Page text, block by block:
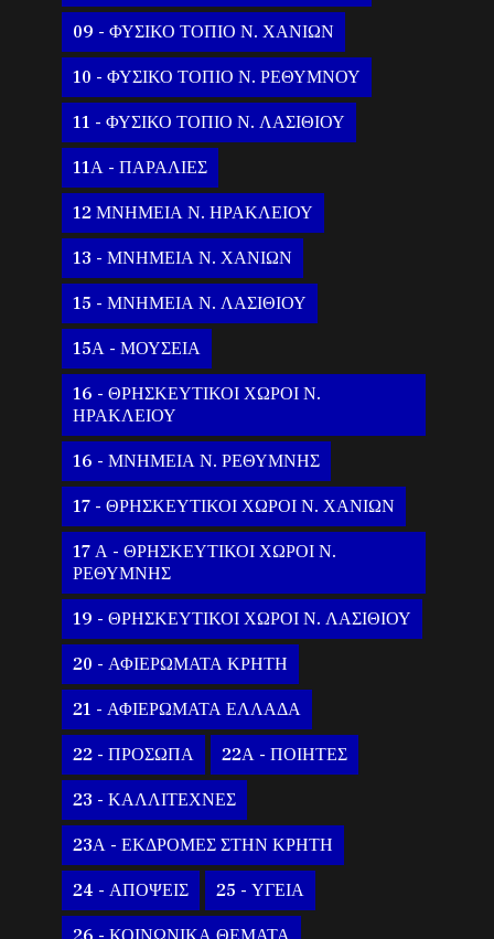
09 - ΦΥΣΙΚΟ ΤΟΠΙΟ Ν. ΧΑΝΙΩΝ
10 - ΦΥΣΙΚΟ ΤΟΠΙΟ Ν. ΡΕΘΥΜΝΟΥ
11 - ΦΥΣΙΚΟ ΤΟΠΙΟ Ν. ΛΑΣΙΘΙΟΥ
11Α - ΠΑΡΑΛΙΕΣ
12 ΜΝΗΜΕΙΑ Ν. ΗΡΑΚΛΕΙΟΥ
13 - ΜΝΗΜΕΙΑ Ν. ΧΑΝΙΩΝ
15 - ΜΝΗΜΕΙΑ Ν. ΛΑΣΙΘΙΟΥ
15Α - ΜΟΥΣΕΙΑ
16 - ΘΡΗΣΚΕΥΤΙΚΟΙ ΧΩΡΟΙ Ν.
ΗΡΑΚΛΕΙΟΥ
16 - ΜΝΗΜΕΙΑ Ν. ΡΕΘΥΜΝΗΣ
17 - ΘΡΗΣΚΕΥΤΙΚΟΙ ΧΩΡΟΙ Ν. ΧΑΝΙΩΝ
17 Α - ΘΡΗΣΚΕΥΤΙΚΟΙ ΧΩΡΟΙ Ν.
ΡΕΘΥΜΝΗΣ
19 - ΘΡΗΣΚΕΥΤΙΚΟΙ ΧΩΡΟΙ Ν. ΛΑΣΙΘΙΟΥ
20 - ΑΦΙΕΡΩΜΑΤΑ ΚΡΗΤΗ
21 - ΑΦΙΕΡΩΜΑΤΑ ΕΛΛΑΔΑ
22 - ΠΡΟΣΩΠΑ 22Α - ΠΟΙΗΤΕΣ
23 - ΚΑΛΛΙΤΕΧΝΕΣ
23Α - ΕΚΔΡΟΜΕΣ ΣΤΗΝ ΚΡΗΤΗ
24 - ΑΠΟΨΕΙΣ 25 - ΥΓΕΙΑ